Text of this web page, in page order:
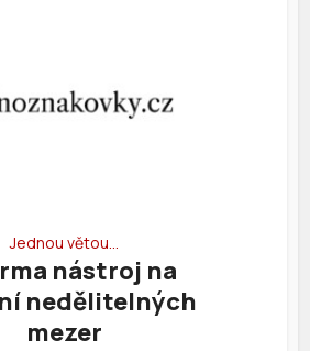
Jednou větou…
nástroj na
nedělitelných
mezer